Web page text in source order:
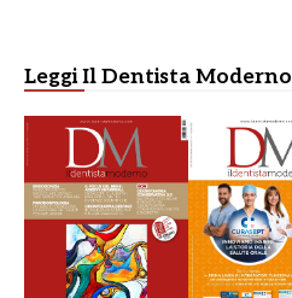
Leggi Il Dentista Moderno